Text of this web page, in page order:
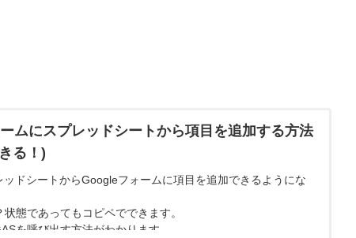
ムにスプレッドシートから項目を追加する方法
る！)
ッドシートからGoogleフォームに項目を追加できるようにな
状態であってもコピペでできます。
を呼び出す方法がわかります。